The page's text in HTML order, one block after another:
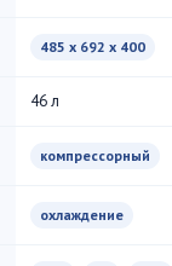
485 x 692 x 400
46 л
компрессорный
охлаждение